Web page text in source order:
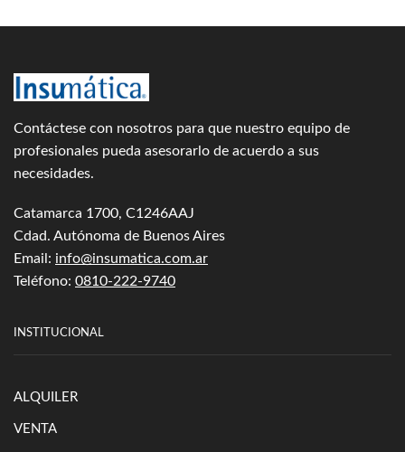
Contáctese con nosotros para que nuestro equipo de
profesionales pueda asesorarlo de acuerdo a sus
necesidades.
Catamarca 1700, C1246AAJ
Cdad. Autónoma de Buenos Aires
Email: info@insumatica.com.ar
Teléfono: 0810-222-9740
INSTITUCIONAL
ALQUILER
VENTA